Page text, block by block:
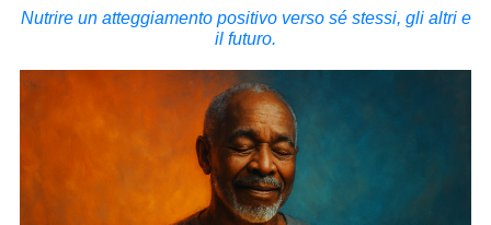
Nutrire un atteggiamento positivo verso sé stessi, gli altri e
il futuro.